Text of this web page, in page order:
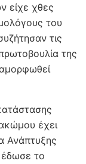
είχε χθες
του
τις
της
έχει
Ανάπτυξης
το